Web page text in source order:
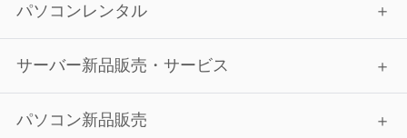
パソコンレンタル
サーバー新品販売・サービス
パソコン新品販売